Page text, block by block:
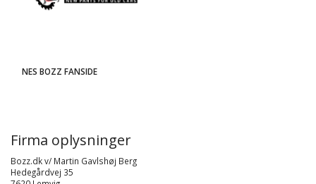
NES BOZZ FANSIDE
Firma oplysninger
Bozz.dk v/ Martin Gavlshøj Berg
Hedegårdvej 35